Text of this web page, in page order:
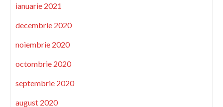
ianuarie 2021
decembrie 2020
noiembrie 2020
octombrie 2020
septembrie 2020
august 2020